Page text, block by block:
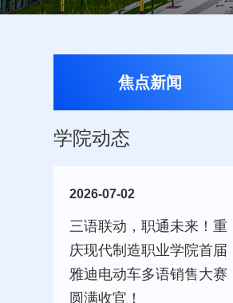
焦点新闻
学院动态
2026-07-02
三语联动，职通未来！重
庆现代制造职业学院首届
雅迪电动车多语销售大赛
圆满收官！